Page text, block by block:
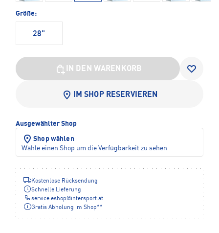
Größe:
28"
IN DEN WARENKORB
IM SHOP RESERVIEREN
Ausgewählter Shop
Shop wählen
Wähle einen Shop um die Verfügbarkeit zu sehen
Kostenlose Rücksendung
Schnelle Lieferung
service.eshop@intersport.at
Gratis Abholung im Shop**